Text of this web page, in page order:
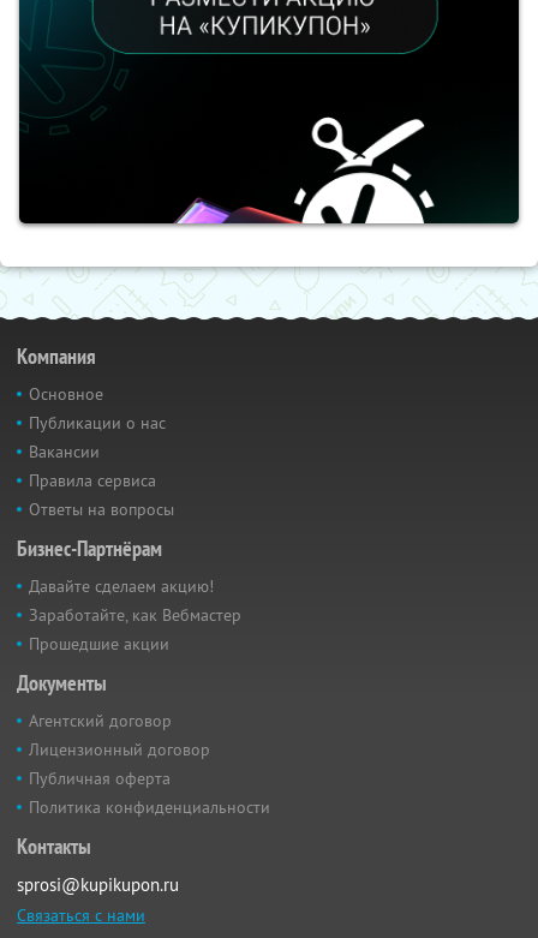
Компания
Основное
Публикации о нас
Вакансии
Правила сервиса
Ответы на вопросы
Бизнес-Партнёрам
Давайте сделаем акцию!
Заработайте, как Вебмастер
Прошедшие акции
Документы
Агентский договор
Лицензионный договор
Публичная оферта
Политика конфиденциальности
Контакты
sprosi@kupikupon.ru
Связаться с нами